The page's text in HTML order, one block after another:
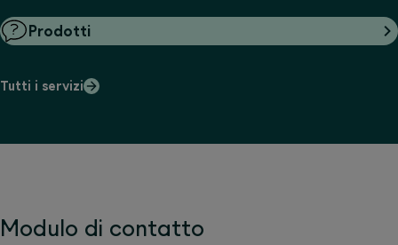
Prodotti
Tutti i servizi
Modulo di contatto